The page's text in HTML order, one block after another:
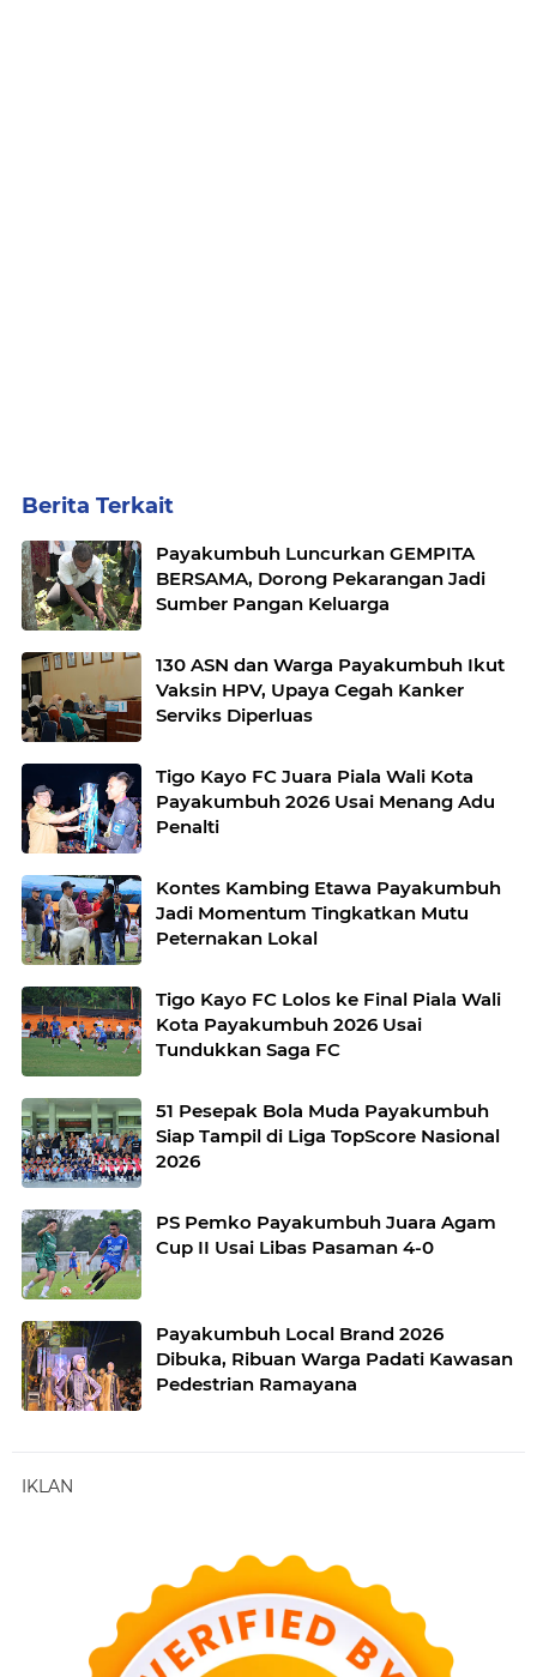
Berita Terkait
Payakumbuh Luncurkan GEMPITA
BERSAMA, Dorong Pekarangan Jadi
Sumber Pangan Keluarga
130 ASN dan Warga Payakumbuh Ikut
Vaksin HPV, Upaya Cegah Kanker
Serviks Diperluas
Tigo Kayo FC Juara Piala Wali Kota
Payakumbuh 2026 Usai Menang Adu
Penalti
Kontes Kambing Etawa Payakumbuh
Jadi Momentum Tingkatkan Mutu
Peternakan Lokal
Tigo Kayo FC Lolos ke Final Piala Wali
Kota Payakumbuh 2026 Usai
Tundukkan Saga FC
51 Pesepak Bola Muda Payakumbuh
Siap Tampil di Liga TopScore Nasional
2026
PS Pemko Payakumbuh Juara Agam
Cup II Usai Libas Pasaman 4-0
Payakumbuh Local Brand 2026
Dibuka, Ribuan Warga Padati Kawasan
Pedestrian Ramayana
IKLAN